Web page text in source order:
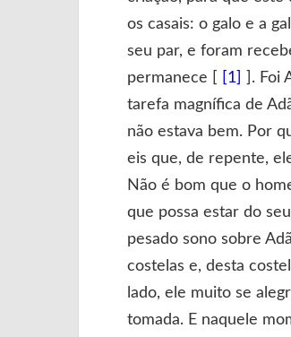
os casais: o galo e a
seu par, e foram
permanece [ [1] ]. Foi
tarefa magnífica de
não estava bem. Por
eis que, de repente,
Não é bom que o
que possa estar do
pesado sono sobre
costelas e, desta
lado, ele muito se
tomada. E naquele